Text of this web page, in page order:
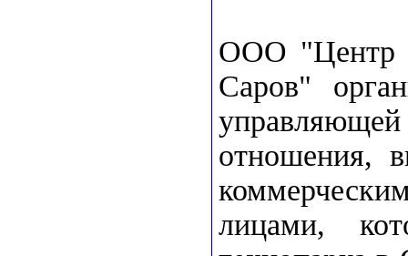
ООО "Центр
Саров"
отношения,
лицами,